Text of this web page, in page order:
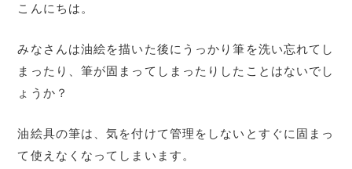
こんにちは。
みなさんは油絵を描いた後にうっかり筆を洗い忘れてし
まったり、筆が固まってしまったりしたことはないでし
ょうか？
油絵具の筆は、気を付けて管理をしないとすぐに固まっ
て使えなくなってしまいます。